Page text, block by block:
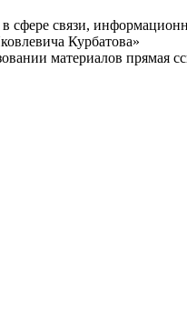
связи,
Курбатова»
материалов прямая